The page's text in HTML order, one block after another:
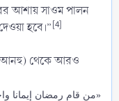
আশায় সাওম পালন
হবে।”[4]
আনহু) থেকে আরও
«من قام رمضان إيمانا